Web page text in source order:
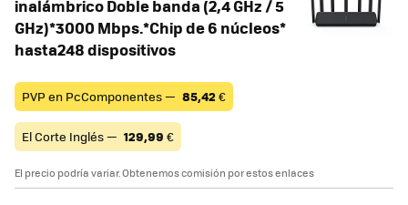
inalámbrico Doble banda (2,4 GHz / 5
GHz)*3000 Mbps.*Chip de 6 núcleos*
hasta248 dispositivos
PVP en PcComponentes — 85,42 €
El Corte Inglés — 129,99 €
El precio podría variar. Obtenemos comisión por estos enlaces